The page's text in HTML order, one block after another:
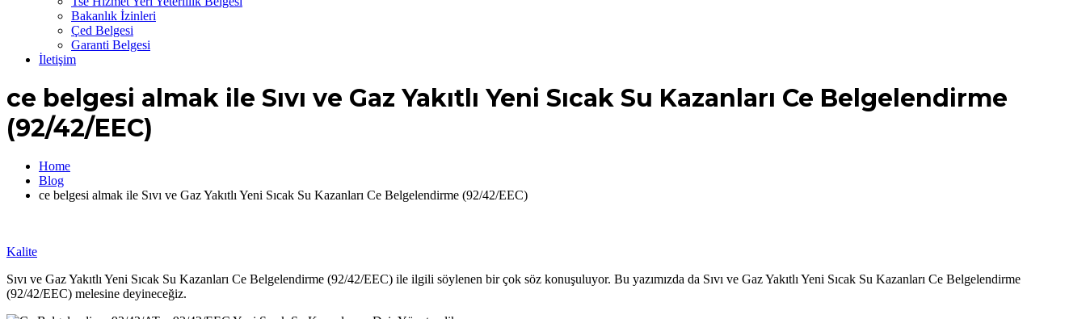
Bakanlık İzinleri
Çed Belgesi
Garanti Belgesi
İletişim
ce belgesi almak ile Sıvı ve Gaz Yakıtlı Yeni Sıcak Su Kazanları Ce Belgelendirme
(92/42/EEC)
Home
Blog
ce belgesi almak ile Sıvı ve Gaz Yakıtlı Yeni Sıcak Su Kazanları Ce Belgelendirme (92/42/EEC)
Kalite
Sıvı ve Gaz Yakıtlı Yeni Sıcak Su Kazanları Ce Belgelendirme (92/42/EEC) ile ilgili söylenen bir çok söz konuşuluyor. Bu yazımızda da Sıvı ve Gaz Yakıtlı Yeni Sıcak Su Kazanları Ce Belgelendirme
(92/42/EEC) melesine deyineceğiz.